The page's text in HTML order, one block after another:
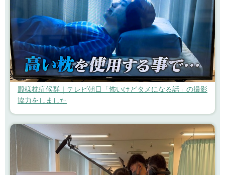
殿様枕症候群｜テレビ朝日「怖いけどタメになる話」の撮影
協力をしました